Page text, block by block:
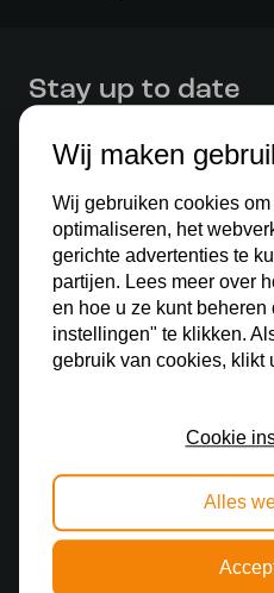
Stay up to date
hoogte van alle acties.
Ontdek
Tiffany lamp
Tiffany hanglamp
Tiffany wandlamp
Tiffany tafellamp
Tiffany plafondlamp
Wij maken
Wij gebruiken cookies
optimaliseren, het
gerichte advertenties te
partijen. Lees meer over
en hoe u ze kunt
instellingen" te klikken.
gebruik van cookies, klikt
Cookie
Alles